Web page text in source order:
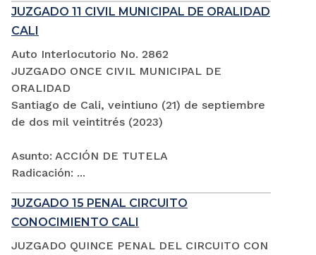
JUZGADO 11 CIVIL MUNICIPAL DE ORALIDAD
CALI
Auto Interlocutorio No. 2862
JUZGADO ONCE CIVIL MUNICIPAL DE
ORALIDAD
Santiago de Cali, veintiuno (21) de septiembre
de dos mil veintitrés (2023)
Asunto: ACCIÓN DE TUTELA
Radicación: ...
JUZGADO 15 PENAL CIRCUITO
CONOCIMIENTO CALI
JUZGADO QUINCE PENAL DEL CIRCUITO CON